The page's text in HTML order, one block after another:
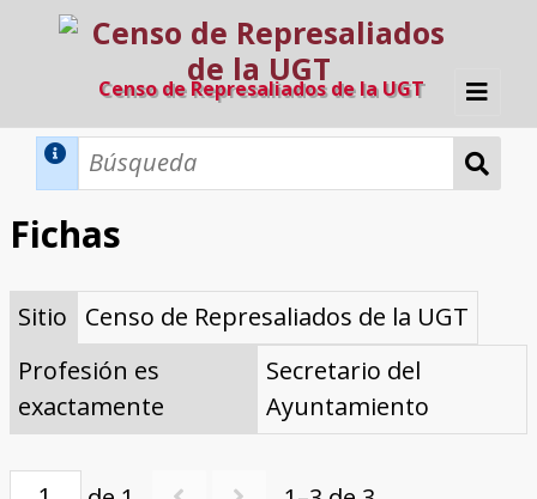
Censo de Represaliados de la UGT
Inicio
Directorio A-Z
Provincias de nacimiento
Profesión
Cárceles
Condenados a muerte
Condenados a muerte (con busca
dinámica)
Ejecutados
El proyecto
Razones y objetivos
El equipo
Colaboradores
Fuentes documentales
Fichas
Sitio
Censo de Represaliados de la UGT
Profesión es
exactamente
Secretario del
Ayuntamiento